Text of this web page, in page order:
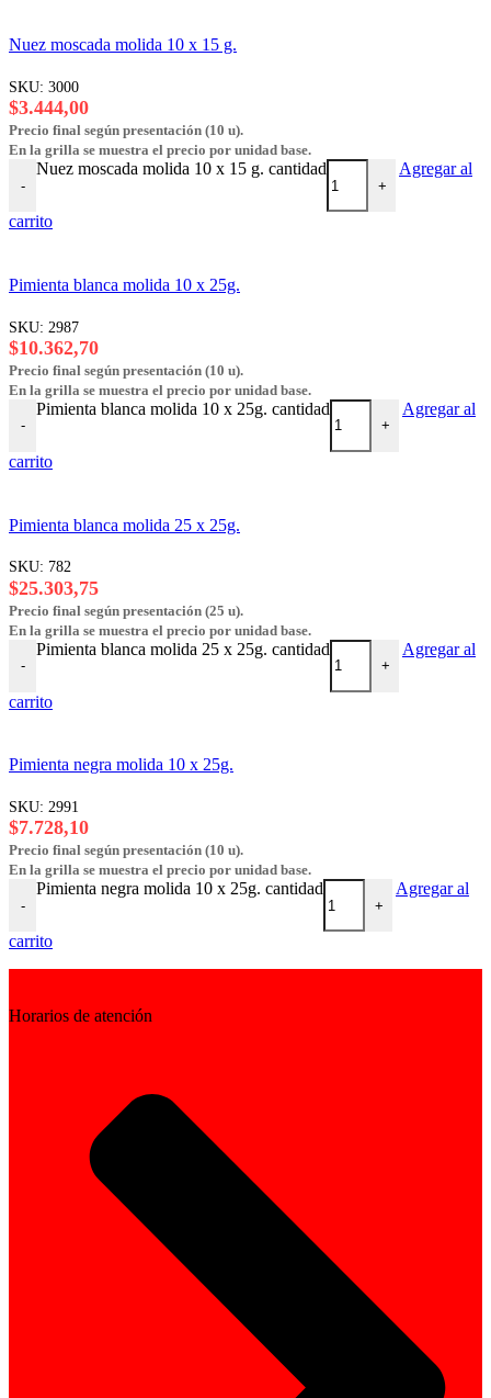
Nuez moscada molida 10 x 15 g.
SKU: 3000
$3.444,00
Precio final según presentación (10 u).
En la grilla se muestra el precio por unidad base.
-
Nuez moscada molida 10 x 15 g. cantidad
+
Agregar al
carrito
Pimienta blanca molida 10 x 25g.
SKU: 2987
$10.362,70
Precio final según presentación (10 u).
En la grilla se muestra el precio por unidad base.
-
Pimienta blanca molida 10 x 25g. cantidad
+
Agregar al
carrito
Pimienta blanca molida 25 x 25g.
SKU: 782
$25.303,75
Precio final según presentación (25 u).
En la grilla se muestra el precio por unidad base.
-
Pimienta blanca molida 25 x 25g. cantidad
+
Agregar al
carrito
Pimienta negra molida 10 x 25g.
SKU: 2991
$7.728,10
Precio final según presentación (10 u).
En la grilla se muestra el precio por unidad base.
-
Pimienta negra molida 10 x 25g. cantidad
+
Agregar al
carrito
Horarios de atención